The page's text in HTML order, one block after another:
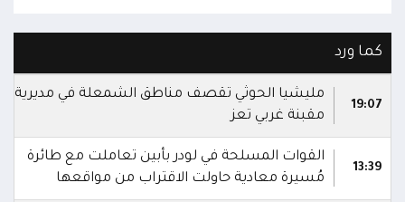
كما ورد
19:07
مليشيا الحوثي تقصف مناطق الشمعلة في مديرية
مقبنة غربي تعز
13:39
القوات المسلحة في لودر بأبين تعاملت مع طائرة
مُسيرة معادية حاولت الاقتراب من مواقعها